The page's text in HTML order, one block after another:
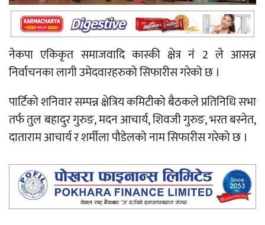
नेकपा एकिकृत समाजवादि कास्की क्षेत्र नं 2 ले आसन्न
निर्वाचनका लागी उमेदवारहरुको सिफारीस गरेको छ ।
पार्टिको शनिवार सम्पन्न क्षेत्रिय कमिटीको बैठकले प्रतिनिधि सभा
तर्फ तुल बहादुर गुरुङ, मदन आचार्य, शिवजी गुरुङ, भरत बस्नेत,
दाताराम आचार्य र शर्मीला पौडेलको नाम सिफारीस गरेको छ ।